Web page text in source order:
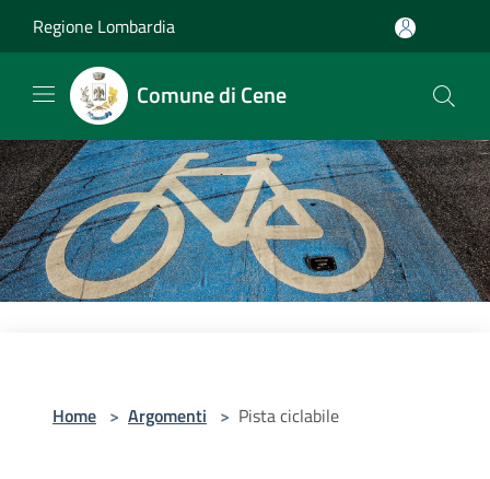
Regione Lombardia
Comune di Cene
Home > Argomenti > Pista ciclabile